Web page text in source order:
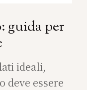
guida per
ideali,
essere